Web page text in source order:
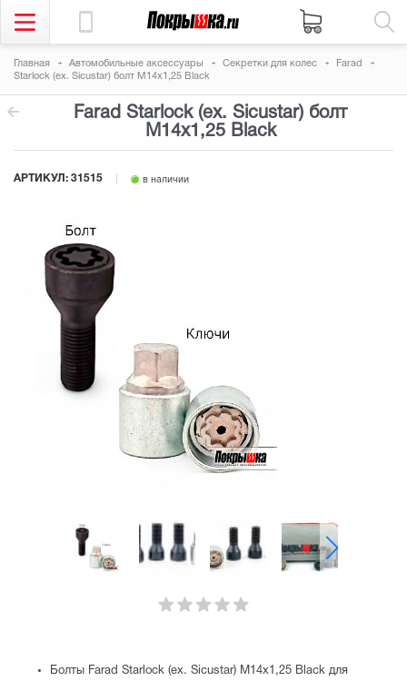
Главная Автомобильные аксессуары Секретки для колес
Farad
Starlock (ex. Sicustar) болт М14x1,25 Black
Farad Starlock (ex. Sicustar) болт
М14x1,25 Black
АРТИКУЛ: 31515 в наличии
Болты Farad Starlock (ex. Sicustar) М14x1,25 Black для